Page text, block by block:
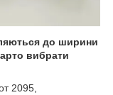
до ширини
вибрати
2095,